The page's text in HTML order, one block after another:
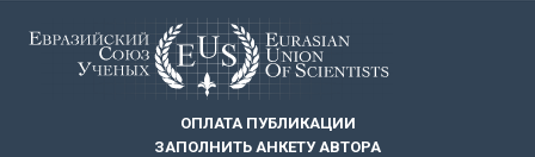
ОПЛАТА ПУБЛИКАЦИИ
ЗАПОЛНИТЬ АНКЕТУ АВТОРА